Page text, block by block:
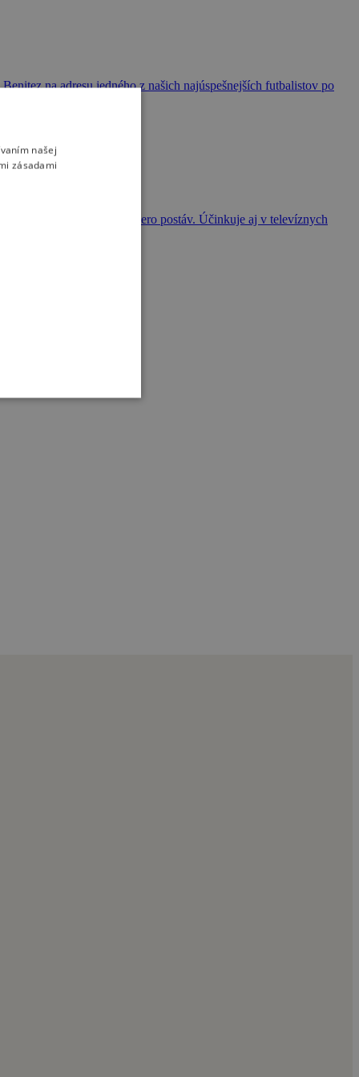
na adresu jedného z našich najúspešnejších futbalistov po
rokov a stvárnil viacero postáv. Účinkuje aj v televíznych
našej
zásadami